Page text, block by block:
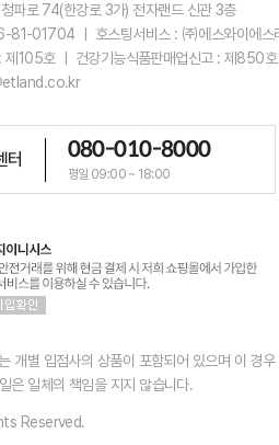
파로 74(한강로 3가) 전자랜드 신관 3층
81-01704 ㅣ 호스팅서비스 : ㈜에스와이에
제105호 ㅣ 건강기능식품판매업신고 : 제850
터 080-010-8000
평일 09:00 ~ 18:00
개별 입점사의 상품이 포함되어 있으며 이 경
은 일체의 책임을 지지 않습니다.
Reserved.